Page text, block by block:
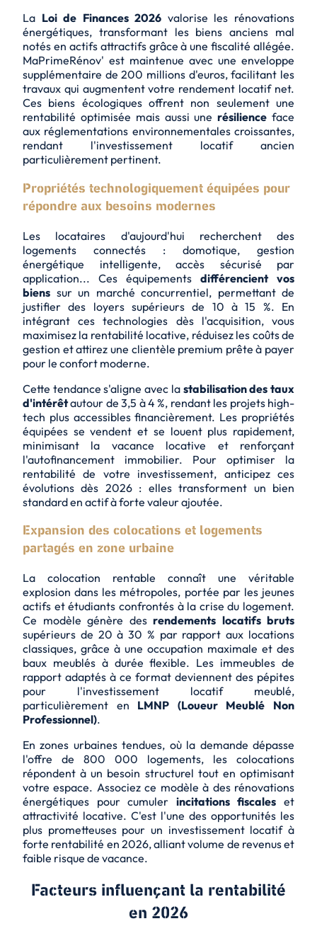
La Loi de Finances 2026 valorise les rénovations
énergétiques, transformant les biens anciens mal
notés en actifs attractifs grâce à une fiscalité allégée.
MaPrimeRénov' est maintenue avec une enveloppe
supplémentaire de 200 millions d'euros, facilitant les
travaux qui augmentent votre rendement locatif net.
Ces biens écologiques offrent non seulement une
rentabilité optimisée mais aussi unerésilience face
aux réglementations environnementales croissantes,
rendant l'investissement locatif ancien
particulièrement pertinent.
Propriétés technologiquement équipées pour
répondre aux besoins modernes
Les locataires d'aujourd'hui recherchent des
logements connectés : domotique, gestion
énergétique intelligente, accès sécurisé par
application... Ces équipements différencient vos
biens sur un marché concurrentiel, permettant de
justifier des loyers supérieurs de 10 à 15 %. En
intégrant ces technologies dès l'acquisition, vous
maximisez la rentabilité locative, réduisez les coûts de
gestion et attirez une clientèle premium prête à payer
pour le confort moderne.
Cette tendance s'aligne avec la stabilisation des taux
d'intérêtautour de 3,5 à 4 %, rendant les projets high-
tech plus accessibles financièrement. Les propriétés
équipées se vendent et se louent plus rapidement,
minimisant la vacance locative et renforçant
l'autofinancement immobilier. Pour optimiser la
rentabilité de votre investissement, anticipez ces
évolutions dès 2026 : elles transforment un bien
standard en actif à forte valeur ajoutée.
Expansion des colocations et logements
partagés en zone urbaine
La colocation rentable connaît une véritable
explosion dans les métropoles, portée par les jeunes
actifs et étudiants confrontés à la crise du logement.
Ce modèle génère des rendements locatifs bruts
supérieurs de 20 à 30 % par rapport aux locations
classiques, grâce à une occupation maximale et des
baux meublés à durée flexible. Les immeubles de
rapport adaptés à ce format deviennent des pépites
pour l'investissement locatif meublé,
particulièrement en LMNP (Loueur Meublé Non
Professionnel).
En zones urbaines tendues, où la demande dépasse
l'offre de 800 000 logements, les colocations
répondent à un besoin structurel tout en optimisant
votre espace. Associez ce modèle à des rénovations
énergétiques pour cumuler incitations fiscales et
attractivité locative. C'est l'une des opportunités les
plus prometteusespour un investissement locatif à
forte rentabilité en 2026, alliant volume de revenus et
faible risque de vacance.
Facteurs influençant la rentabilité
en 2026